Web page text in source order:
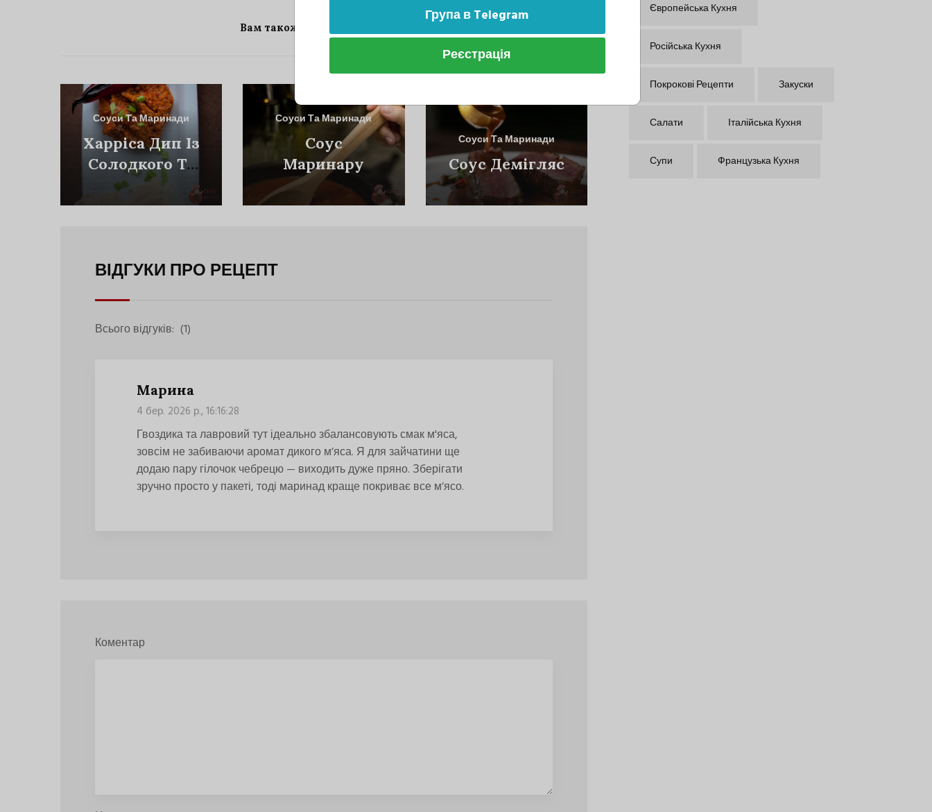
Вам також може сподобатися
Соуси Та Маринади
Харріса Дип Із
Солодкого Та
Гострого
Перців Та
Соуси Та Маринади
Соус
Маринару
Соуси Та Маринади
Соус Демігляс
ВІДГУКИ ПРО РЕЦЕПТ
Всього відгуків: (1)
Марина
4 бер. 2026 р., 16:16:28
Гвоздика та лавровий тут ідеально збалансовують смак м'яса,
зовсім не забиваючи аромат дикого м’яса. Я для зайчатини ще
додаю пару гілочок чебрецю — виходить дуже пряно. Зберігати
зручно просто у пакеті, тоді маринад краще покриває все м’ясо.
Коментар
Європейська Кухня
Російська Кухня
Покрокові Рецепти Закуски
Салати Італійська Кухня
Супи Французька Кухня
Група в Telegram
Реєстрація